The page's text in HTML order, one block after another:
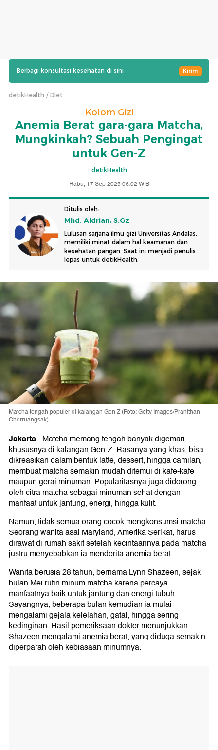
Berbagi konsultasi kesehatan di sini Kirim
detikHealth Diet
Kolom Gizi
Anemia Berat gara-gara Matcha,
Mungkinkah? Sebuah Pengingat
untuk Gen-Z
detikHealth
Rabu, 17 Sep 2025 06:02 WIB
Ditulis oleh:
Mhd. Aldrian, S.Gz
Lulusan sarjana ilmu gizi Universitas Andalas,
memiliki minat dalam hal keamanan dan
kesehatan pangan. Saat ini menjadi penulis
lepas untuk detikHealth.
Matcha tengah populer di kalangan Gen Z (Foto: Getty Images/Pranithan
Chorruangsak)
Jakarta-Matcha memang tengah banyak digemari,
khususnya di kalangan Gen-Z. Rasanya yang khas, bisa
dikreasikan dalam bentuk latte, dessert, hingga camilan,
membuat matcha semakin mudah ditemui di kafe-kafe
maupun gerai minuman. Popularitasnya juga didorong
oleh citra matcha sebagai minuman sehat dengan
manfaat untuk jantung, energi, hingga kulit.
Namun, tidak semua orang cocok mengkonsumsi matcha.
Seorang wanita asal Maryland, Amerika Serikat, harus
dirawat di rumah sakit setelah kecintaannya pada matcha
justru menyebabkan ia menderita anemia berat.
Wanita berusia 28 tahun, bernama Lynn Shazeen, sejak
bulan Mei rutin minum matcha karena percaya
manfaatnya baik untuk jantung dan energi tubuh.
Sayangnya, beberapa bulan kemudian ia mulai
mengalami gejala kelelahan, gatal, hingga sering
kedinginan. Hasil pemeriksaan dokter menunjukkan
Shazeen mengalami anemia berat, yang diduga semakin
diperparah oleh kebiasaan minumnya.